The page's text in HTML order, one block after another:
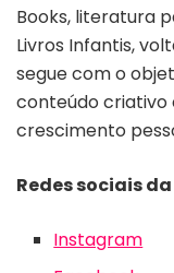
Books, literatura
Livros Infantis,
segue com o
conteúdo criativo
crescimento
Redes sociais
Instagram